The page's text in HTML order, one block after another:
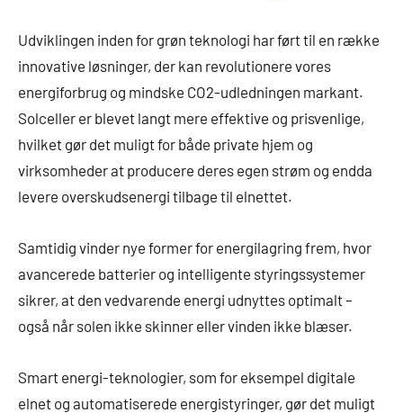
Udviklingen inden for grøn teknologi har ført til en række
innovative løsninger, der kan revolutionere vores
energiforbrug og mindske CO2-udledningen markant.
Solceller er blevet langt mere effektive og prisvenlige,
hvilket gør det muligt for både private hjem og
virksomheder at producere deres egen strøm og endda
levere overskudsenergi tilbage til elnettet.
Samtidig vinder nye former for energilagring frem, hvor
avancerede batterier og intelligente styringssystemer
sikrer, at den vedvarende energi udnyttes optimalt –
også når solen ikke skinner eller vinden ikke blæser.
Smart energi-teknologier, som for eksempel digitale
elnet og automatiserede energistyringer, gør det muligt